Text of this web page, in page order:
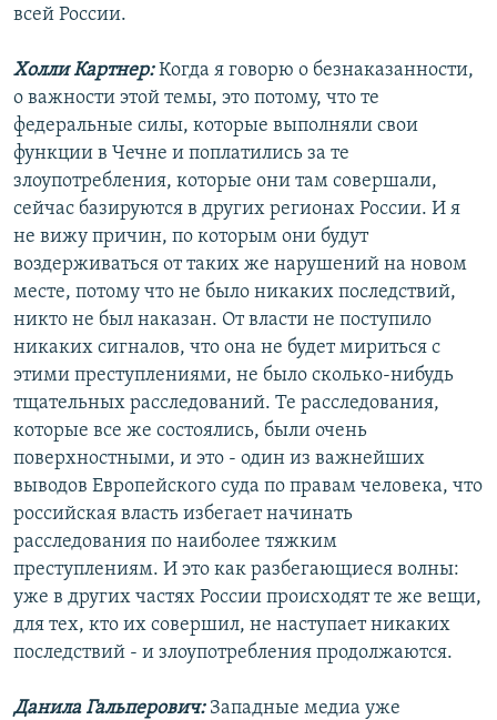
всей России.
Холли Картнер:Когда я говорю о безнаказанности,
о важности этой темы, это потому, что те
федеральные силы, которые выполняли свои
функции в Чечне и поплатились за те
злоупотребления, которые они там совершали,
сейчас базируются в других регионах России. И я
не вижу причин, по которым они будут
воздерживаться от таких же нарушений на новом
месте, потому что не было никаких последствий,
никто не был наказан. От власти не поступило
никаких сигналов, что она не будет мириться с
этими преступлениями, не было сколько-нибудь
тщательных расследований. Те расследования,
которые все же состоялись, были очень
поверхностными, и это - один из важнейших
выводов Европейского суда по правам человека, что
российская власть избегает начинать
расследования по наиболее тяжким
преступлениям. И это как разбегающиеся волны:
уже в других частях России происходят те же вещи,
для тех, кто их совершил, не наступает никаких
последствий - и злоупотребления продолжаются.
Данила Гальперович: Западные медиа уже